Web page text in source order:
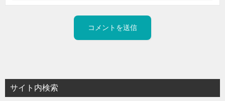
サイト内検索